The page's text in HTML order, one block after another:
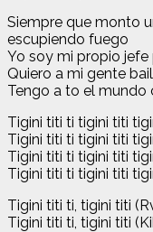
Siempre que monto
escupiendo fuego
Yo soy mi propio
Quiero a mi gente
Tengo a to el
Tigini titi ti tigini titi
Tigini titi ti tigini titi
Tigini titi ti tigini titi
Tigini titi ti tigini titi
Tigini titi ti, tigini titi
Tigini titi ti, tigini titi